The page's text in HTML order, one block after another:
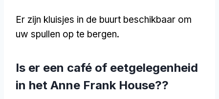
Er zijn kluisjes in de buurt beschikbaar om
uw spullen op te bergen.
Is er een café of eetgelegenheid
in het Anne Frank House??